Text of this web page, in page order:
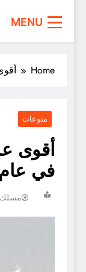
MENU
Home
منوعات
أقوى
في عام 2014